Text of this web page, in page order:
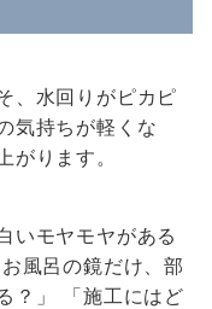
、水回りがピカピ
気持ちが軽くな
がります。
いモヤモヤがある
風呂の鏡だけ、部
？」 「施工にはど